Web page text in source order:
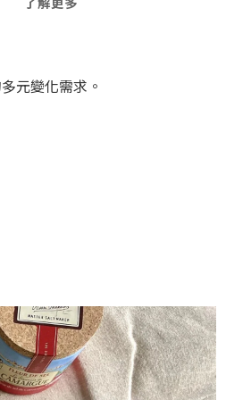
元變化需求。